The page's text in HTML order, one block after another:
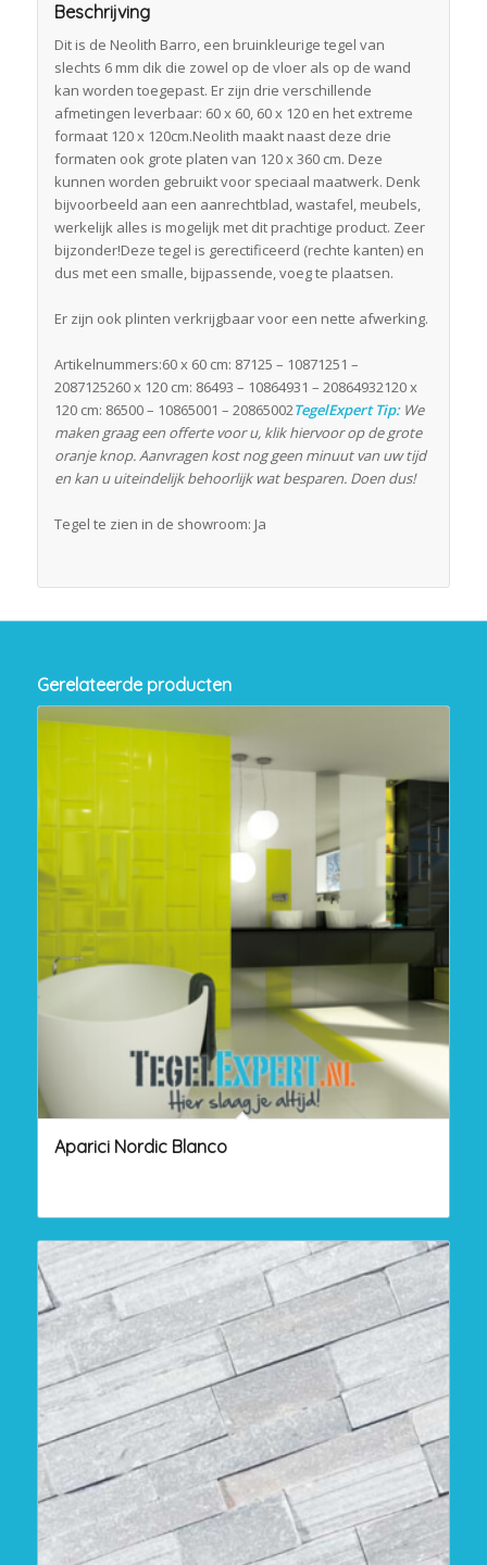
Beschrijving
Dit is de Neolith Barro, een bruinkleurige tegel van
slechts 6 mm dik die zowel op de vloer als op de wand
kan worden toegepast. Er zijn drie verschillende
afmetingen leverbaar: 60 x 60, 60 x 120 en het extreme
formaat 120 x 120cm.Neolith maakt naast deze drie
formaten ook grote platen van 120 x 360 cm. Deze
kunnen worden gebruikt voor speciaal maatwerk. Denk
bijvoorbeeld aan een aanrechtblad, wastafel, meubels,
werkelijk alles is mogelijk met dit prachtige product. Zeer
bijzonder!Deze tegel is gerectificeerd (rechte kanten) en
dus met een smalle, bijpassende, voeg te plaatsen.
Er zijn ook plinten verkrijgbaar voor een nette afwerking.
Artikelnummers:60 x 60 cm: 87125 – 10871251 –
2087125260 x 120 cm: 86493 – 10864931 – 20864932120 x
120 cm: 86500 – 10865001 – 20865002TegelExpert Tip:We
maken graag een offerte voor u, klik hiervoor op de grote
oranje knop. Aanvragen kost nog geen minuut van uw tijd
en kan u uiteindelijk behoorlijk wat besparen. Doen dus!
Tegel te zien in de showroom: Ja
Gerelateerde producten
Aparici Nordic Blanco